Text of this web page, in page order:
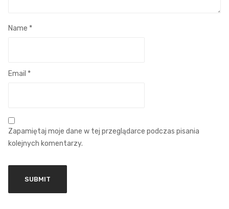
Name *
Email *
Zapamiętaj moje dane w tej przeglądarce podczas pisania
kolejnych komentarzy.